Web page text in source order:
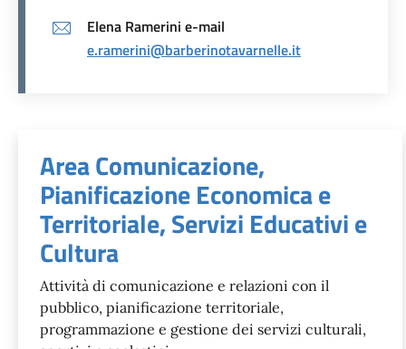
Elena Ramerini e-mail
e.ramerini@barberinotavarnelle.it
Unità organizzativa
Area Comunicazione,
Pianificazione Economica e
Territoriale, Servizi Educativi e
Cultura
Attività di comunicazione e relazioni con il
pubblico, pianificazione territoriale,
programmazione e gestione dei servizi culturali,